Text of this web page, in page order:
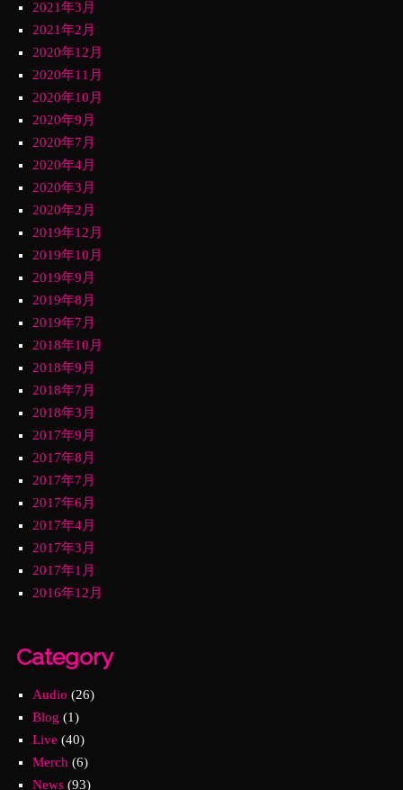
2021年3月
2021年2月
2020年12月
2020年11月
2020年10月
2020年9月
2020年7月
2020年4月
2020年3月
2020年2月
2019年12月
2019年10月
2019年9月
2019年8月
2019年7月
2018年10月
2018年9月
2018年7月
2018年3月
2017年9月
2017年8月
2017年7月
2017年6月
2017年4月
2017年3月
2017年1月
2016年12月
Category
Audio (26)
Blog (1)
Live (40)
Merch (6)
News(93)